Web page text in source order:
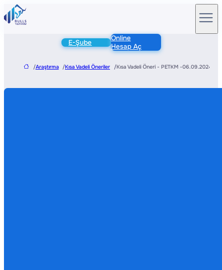
E-Şube
Online
Hesap Aç
/Araştırma /Kısa Vadeli Öneriler /Kısa Vadeli Öneri - PETKM -06.09.2024